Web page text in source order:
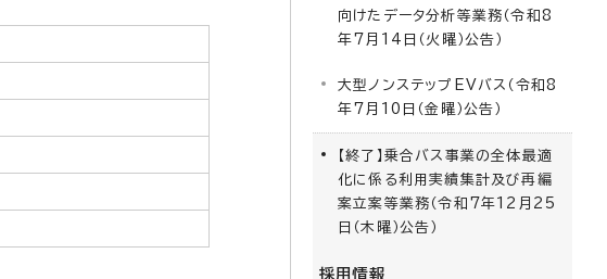
向けたデータ分析等業務（令和8
年7月14日（火曜）公告）
大型ノンステップEVバス（令和8
年7月10日（金曜）公告）
【終了】乗合バス事業の全体最適
化に係る利用実績集計及び再編
案立案等業務（令和7年12月25
日（木曜）公告）
採用情報